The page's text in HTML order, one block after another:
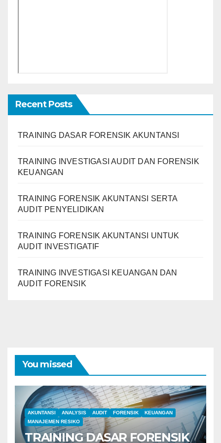
Recent Posts
TRAINING DASAR FORENSIK AKUNTANSI
TRAINING INVESTIGASI AUDIT DAN FORENSIK
KEUANGAN
TRAINING FORENSIK AKUNTANSI SERTA
AUDIT PENYELIDIKAN
TRAINING FORENSIK AKUNTANSI UNTUK
AUDIT INVESTIGATIF
TRAINING INVESTIGASI KEUANGAN DAN
AUDIT FORENSIK
You missed
AKUNTANSI ANALYSIS AUDIT FORENSIK
KEUANGAN
MANAJEMEN RESIKO
TRAINING DASAR FORENSIK